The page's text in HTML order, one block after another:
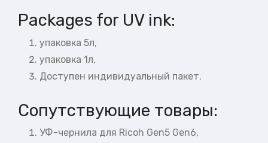
Packages for UV ink:
упаковка 5л,
упаковка 1л,
Доступен индивидуальный пакет.
Сопутствующие товары:
УФ-чернила для Ricoh Gen5 Gen6,